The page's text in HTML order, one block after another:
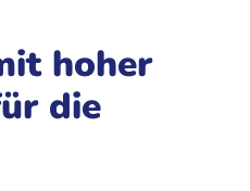
hoher
die